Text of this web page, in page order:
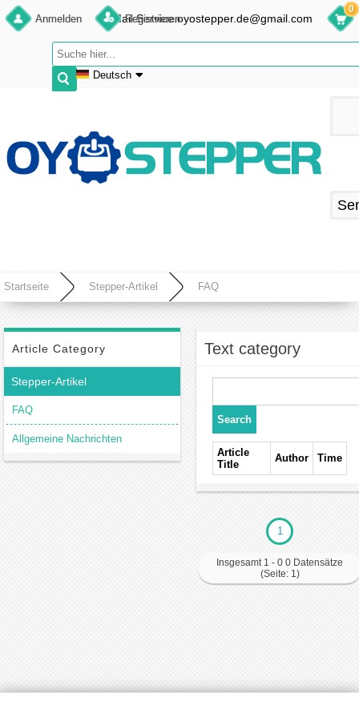
Anmelden Registrieren
Deutsch
Français
Español
E-Mail:Service.oyostepper.de@gmail.com
0
Startseite Stepper-Artikel FAQ
Article Category
Stepper-Artikel
FAQ
Allgemeine Nachrichten
Text category
Article
Title
Author Time
1
Insgesamt 1 - 0 0 Datensätze
(Seite: 1)